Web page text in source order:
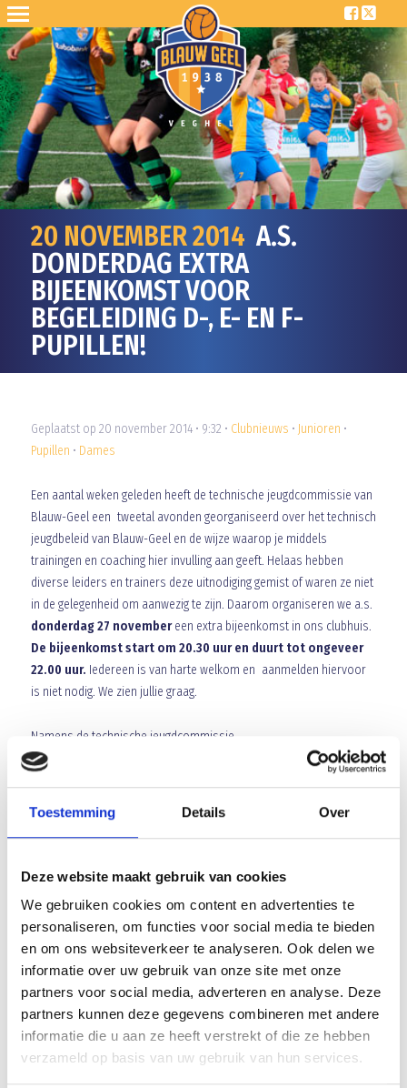
Toestemming Details Over
Deze website maakt gebruik van cookies
We gebruiken cookies om content en advertenties te
personaliseren, om functies voor social media te bieden
en om ons websiteverkeer te analyseren. Ook delen we
informatie over uw gebruik van onze site met onze
partners voor social media, adverteren en analyse. Deze
partners kunnen deze gegevens combineren met andere
informatie die u aan ze heeft verstrekt of die ze hebben
verzameld op basis van uw gebruik van hun services.
20 NOVEMBER 2014 A.S.
DONDERDAG EXTRA
BIJEENKOMST VOOR
BEGELEIDING D-, E- EN F-
PUPILLEN!
Geplaatst op 20 november 2014 • 9:32 • Clubnieuws • Junioren •
Pupillen • Dames
Een aantal weken geleden heeft de technische jeugdcommissie van
Blauw-Geel een tweetal avonden georganiseerd over het technisch
jeugdbeleid van Blauw-Geel en de wijze waarop je middels
trainingen en coaching hier invulling aan geeft. Helaas hebben
diverse leiders en trainers deze uitnodiging gemist of waren ze niet
in de gelegenheid om aanwezig te zijn. Daarom organiseren we a.s.
donderdag 27 novembereen extra bijeenkomst in ons clubhuis.
De bijeenkomst start om 20.30 uur en duurt tot ongeveer
22.00 uur. Iedereen is van harte welkom en aanmelden hiervoor
is niet nodig. We zien jullie graag.
Namens de technische jeugdcommissie,
Array
TwitterFacebookWhatsApp
Blauwgeel team in Gambia